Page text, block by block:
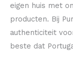
eigen huis met
producten. Bij
authenticiteit
beste dat